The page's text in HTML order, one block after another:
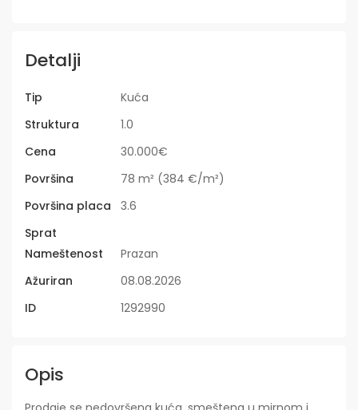
Detalji
Tip
Kuća
Struktura
1.0
Cena
30.000€
Površina
78 m² (384 €/m²)
Površina placa
3.6
Sprat
Nameštenost
Prazan
Ažuriran
08.08.2026
ID
1292990
Opis